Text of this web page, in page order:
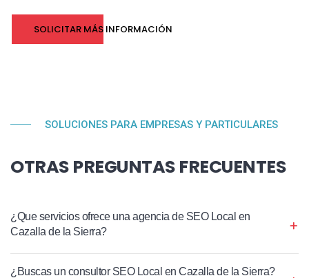
SOLICITAR MÁS INFORMACIÓN
SOLUCIONES PARA EMPRESAS Y PARTICULARES
OTRAS PREGUNTAS FRECUENTES
¿Que servicios ofrece una agencia de SEO Local en
Cazalla de la Sierra?
¿Buscas un consultor SEO Local en Cazalla de la Sierra?